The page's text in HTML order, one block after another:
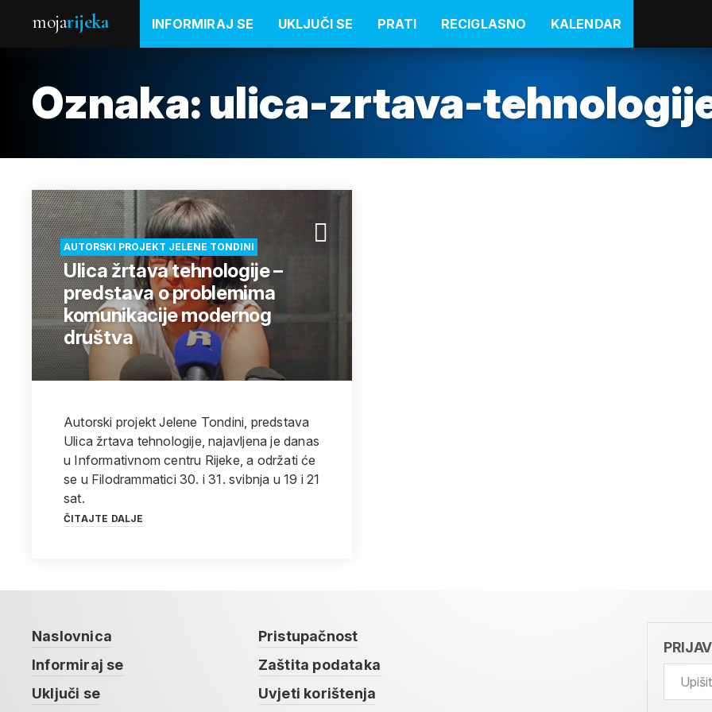
mojarijeka INFORMIRAJ SE UKLJUČI SE PRATI RECIGLASNO KALENDAR
Oznaka: ulica-zrtava-
AUTORSKI PROJEKT JELENE TONDINI
Ulica žrtava tehnologije –
predstava o problemima
komunikacije modernog
društva
Autorski projekt Jelene Tondini, predstava
Ulica žrtava tehnologije, najavljena je danas
u Informativnom centru Rijeke, a održati će
se u Filodrammatici 30. i 31. svibnja u 19 i 21
sat.
ČITAJTE DALJE
Naslovnica
Informiraj se
Uključi se
Pristupačnost
Zaštita podataka
Uvjeti korištenja